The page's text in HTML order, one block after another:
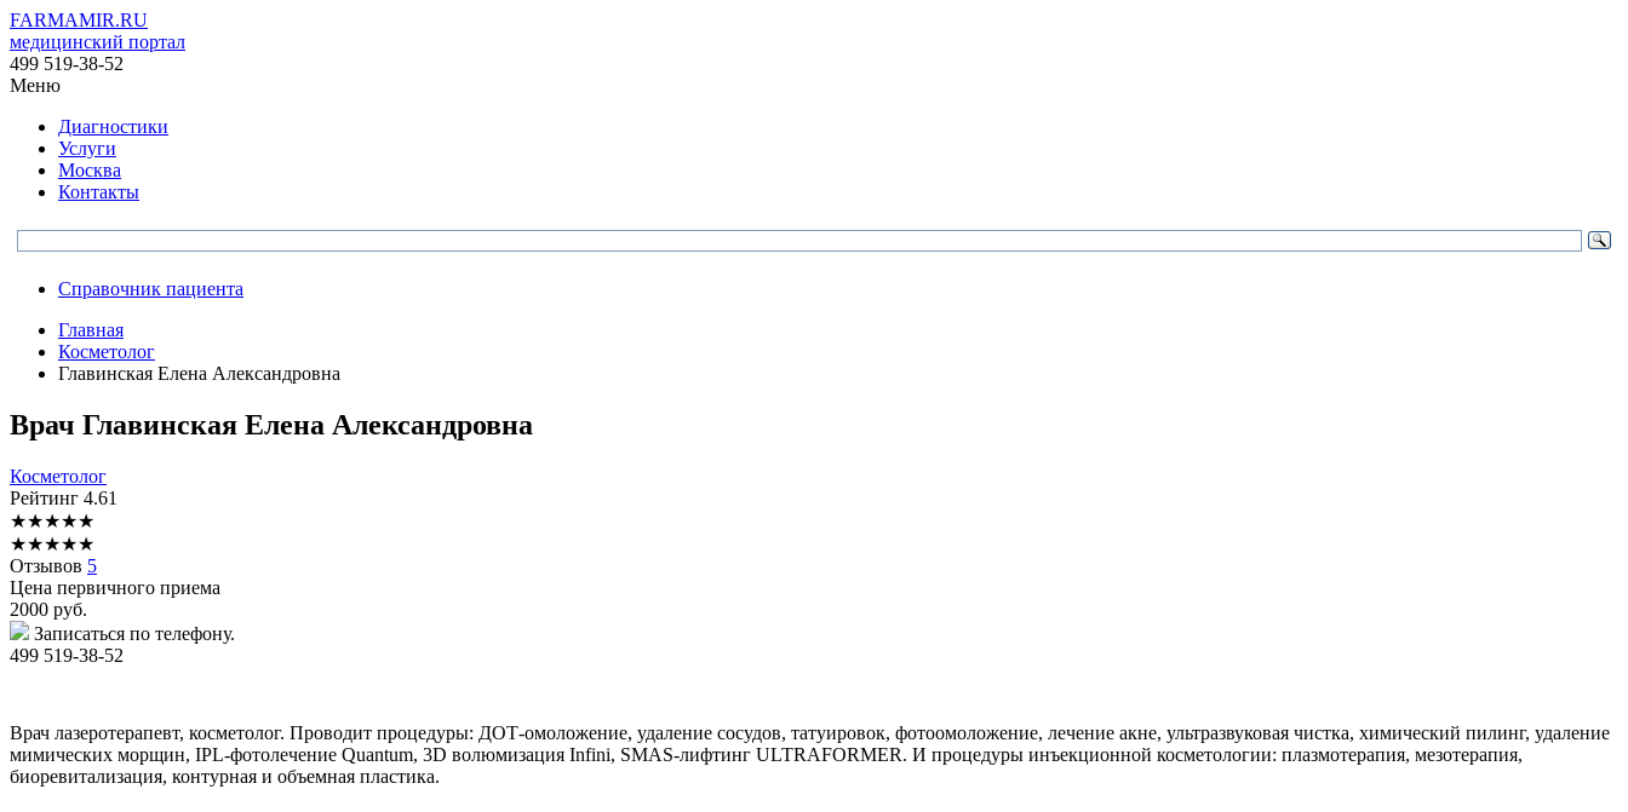
FARMAMIR.RU
медицинский портал
499 519-38-52
Меню
Диагностики
Услуги
Москва
Контакты
Справочник пациента
Главная
Косметолог
Главинская Елена Александровна
Врач Главинская Елена Александровна
Косметолог
Рейтинг 4.61
★★★★★
★★★★★
Отзывов 5
Цена первичного приема
2000 руб.
Записаться по телефону.
499 519-38-52
Врач лазеротерапевт, косметолог. Проводит процедуры: ДОТ-омоложение, удаление сосудов, татуировок, фотоомоложение, лечение акне, ультразвуковая чистка, химический пилинг, удаление
мимических морщин, IPL-фотолечение Quantum, 3D волюмизация Infini, SMAS-лифтинг ULTRAFORMER. И процедуры инъекционной косметологии: плазмотерапия, мезотерапия,
биоревитализация, контурная и объемная пластика.